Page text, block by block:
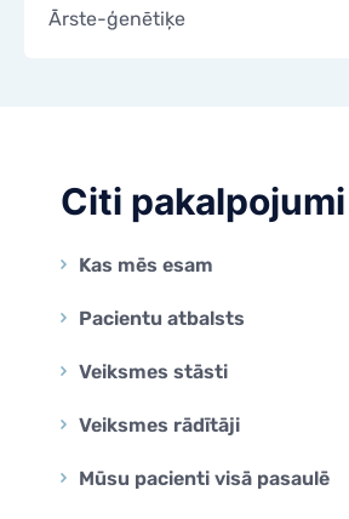
KONTAKTI
Ārste-ģenētiķe
Citi pakalpojumi
Kas mēs esam
Pacientu atbalsts
Veiksmes stāsti
Veiksmes rādītāji
Mūsu pacienti visā pasaulē